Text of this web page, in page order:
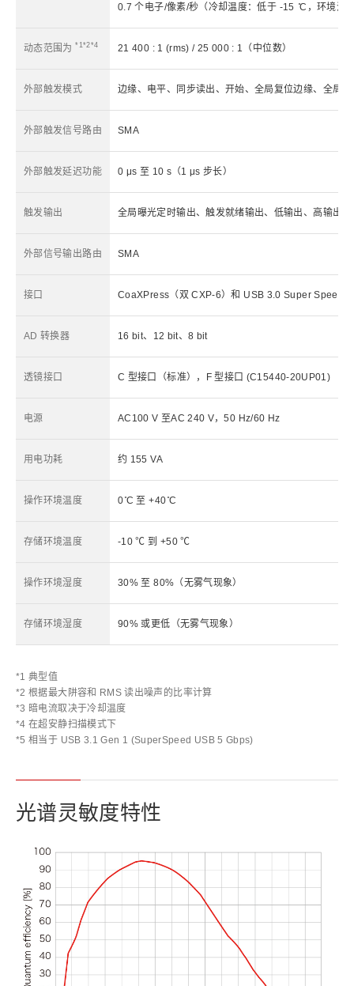
0.7 个电子/像素/秒（冷却温度：低于 -15 ̊C，环境温
动态范围为 *1*2*4 21 400 : 1 (rms) / 25 000 : 1（中位数）
外部触发模式 边缘、电平、同步读出、开始、全局复位边缘、全局
外部触发信号路由 SMA
外部触发延迟功能 0 μs 至 10 s（1 μs 步长）
触发输出 全局曝光定时输出、触发就绪输出、低输出、高输出
外部信号输出路由 SMA
接口 CoaXPress（双 CXP-6）和 USB 3.0 Super Speed
AD 转换器 16 bit、12 bit、8 bit
透镜接口 C 型接口（标准），F 型接口 (C15440-20UP01)
电源 AC100 V 至AC 240 V，50 Hz/60 Hz
用电功耗 约 155 VA
操作环境温度 0 ̊C 至 +40 ̊C
存储环境温度 -10 ℃ 到 +50 ℃
操作环境湿度 30% 至 80%（无雾气现象）
存储环境湿度 90% 或更低（无雾气现象）
*1 典型值
*2 根据最大阱容和 RMS 读出噪声的比率计算
*3 暗电流取决于冷却温度
*4 在超安静扫描模式下
*5 相当于 USB 3.1 Gen 1 (SuperSpeed USB 5 Gbps)
光谱灵敏度特性